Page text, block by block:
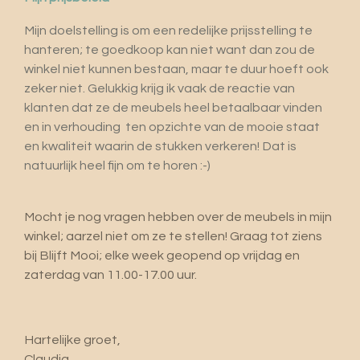
Mijn doelstelling is om een redelijke prijsstelling te
hanteren; te goedkoop kan niet want dan zou de
winkel niet kunnen bestaan, maar te duur hoeft ook
zeker niet. Gelukkig krijg ik vaak de reactie van
klanten dat ze de meubels heel betaalbaar vinden
en in verhouding ten opzichte van de mooie staat
en kwaliteit waarin de stukken verkeren! Dat is
natuurlijk heel fijn om te horen :-)
Mocht je nog vragen hebben over de meubels in mijn
winkel; aarzel niet om ze te stellen! Graag tot ziens
bij Blijft Mooi; elke week geopend op vrijdag en
zaterdag van 11.00-17.00 uur.
Hartelijke groet,